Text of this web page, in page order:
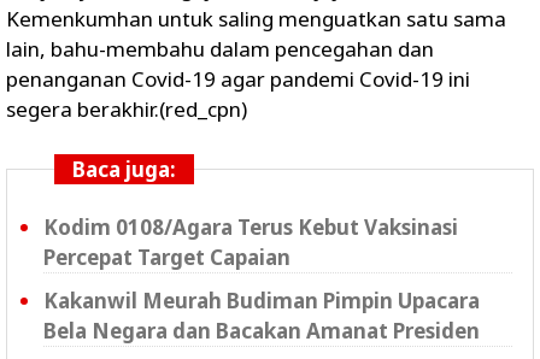
Kemenkumhan untuk saling menguatkan satu sama
lain, bahu-membahu dalam pencegahan dan
penanganan Covid-19 agar pandemi Covid-19 ini
segera berakhir.(red_cpn)
Baca juga:
Kodim 0108/Agara Terus Kebut Vaksinasi
Percepat Target Capaian
Kakanwil Meurah Budiman Pimpin Upacara
Bela Negara dan Bacakan Amanat Presiden